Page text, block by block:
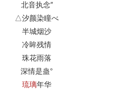
北音执念″
△汐颜染瞳べ
半城烟沙
冷眸残情
珠花雨落
深情是蛊°
琉璃年华